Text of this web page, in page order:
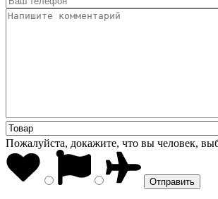
Пожалуйста, докажите, что вы человек,